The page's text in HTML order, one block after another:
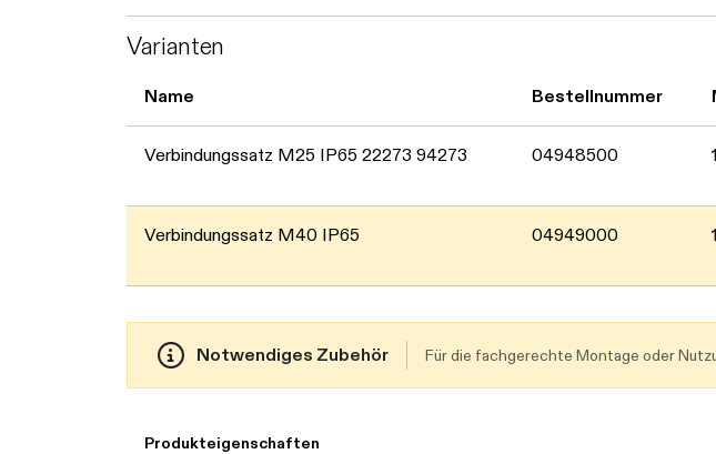
Varianten
Name Bestellnummer
Verbindungssatz M25 IP65 22273 94273 04948500 1
Verbindungssatz M40 IP65 04949000 1
Notwendiges Zubehör Für die fachgerechte Montage oder
Produkteigenschaften